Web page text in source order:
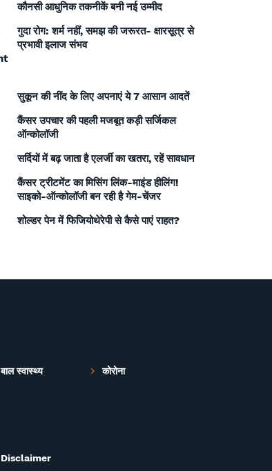
कौनसी आधुनिक तकनीकें बनी नई उम्मीद
गुदा रोग: शर्म नहीं, समझ की जरूरत- क्षारसूत्र से
प्रभावी इलाज संभव
सुकून की नींद के लिए अपनाएं ये 7 आसान आदतें
कैंसर उपचार की पहली मजबूत कड़ी सर्जिकल
ऑन्कोलॉजी
सर्दियों में बढ़ जाता है एलर्जी का खतरा, रहें सावधान
कैंसर ट्रीटमेंट का मिसिंग लिंक-माइंड हीलिंग!
साइको-ऑन्कोलॉजी बन रही है गेम-चेंजर
शोल्डर पेन में फिजियोथेरेपी से कैसे पाएं राहत?
बाल स्वास्थ्य
कोरोना
Disclaimer